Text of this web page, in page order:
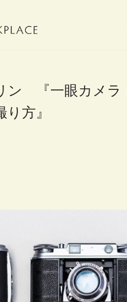
ン 『一眼カメラ
方』